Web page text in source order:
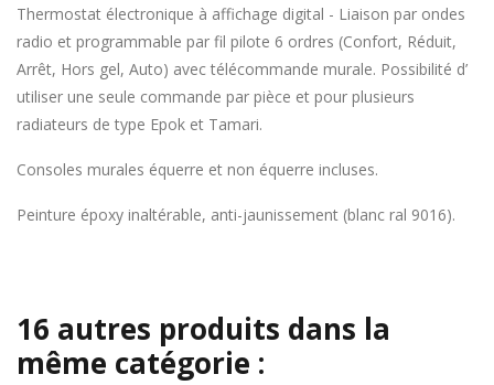
Thermostat électronique à affichage digital - Liaison par ondes
radio et programmable par fil pilote 6 ordres (Confort, Réduit,
Arrêt, Hors gel, Auto) avec télécommande murale. Possibilité d’
utiliser une seule commande par pièce et pour plusieurs
radiateurs de type Epok et Tamari.
Consoles murales équerre et non équerre incluses.
Peinture époxy inaltérable, anti-jaunissement (blanc ral 9016).
16 autres produits dans la
même catégorie :